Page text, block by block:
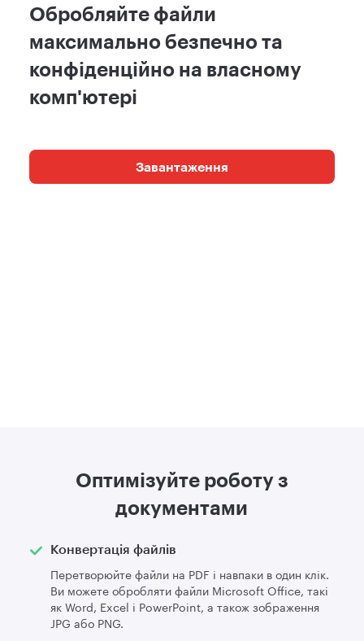
Обробляйте файли
максимально безпечно та
конфіденційно на власному
комп'ютері
Завантаження
Оптимізуйте роботу з
документами
Конвертація файлів
Перетворюйте файли на PDF і навпаки в один клік.
Ви можете обробляти файли Microsoft Office, такі
як Word, Excel і PowerPoint, а також зображення
JPG або PNG.